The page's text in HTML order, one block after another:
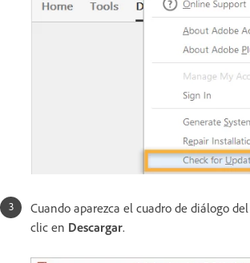
Cuando aparezca el cuadro de diálogo
clic en Descargar.